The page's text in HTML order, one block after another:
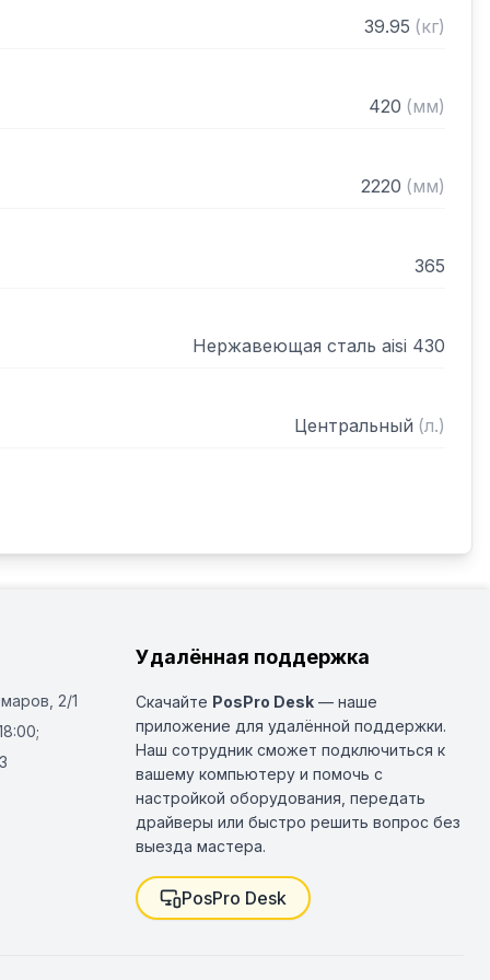
виде
39.95 (кг)
420 (мм)
2220 (мм)
365
Нержавеющая сталь aisi 430
Центральный (л.)
2/1
Удалённая поддержка
Скачайте PosPro Desk — наше
приложение для удалённой поддержки.
Наш сотрудник сможет подключиться к
вашему компьютеру и помочь с
настройкой оборудования, передать
драйверы или быстро решить вопрос без
выезда мастера.
PosPro Desk